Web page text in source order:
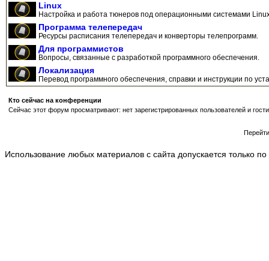
Linux
Настройка и работа тюнеров под операционными системами
Программа телепередач
Ресурсы расписания телепередач и конверторы телепрограмм.
Для программистов
Вопросы, связанные с разработкой программного обеспечения.
Локализация
Перевод программного обеспечения, справки и инструкции по
Кто сейчас на конференции
Сейчас этот форум просматривают: нет зарегистрированных пользователей и
Использование любых материалов с сайта допускается только